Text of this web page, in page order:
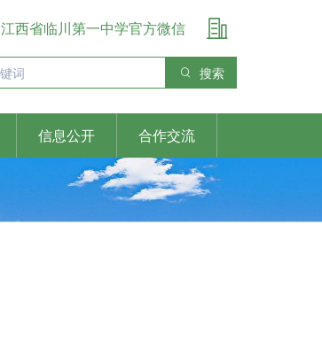
江西省临川第一中学官方微信
搜索
信息公开 合作交流